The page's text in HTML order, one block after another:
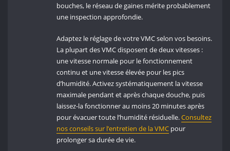
bouches, le réseau de gaines mérite probablement
une inspection approfondie.
Adaptez le réglage de votre VMC selon vos besoins.
La plupart des VMC disposent de deux vitesses :
une vitesse normale pour le fonctionnement
continu et une vitesse élevée pour les pics
d’humidité. Activez systématiquement la vitesse
maximale pendant et après chaque douche, puis
laissez-la fonctionner au moins 20 minutes après
pour évacuer toute l’humidité résiduelle.Consultez
nos conseils sur l’entretien de la VMC pour
prolonger sa durée de vie.